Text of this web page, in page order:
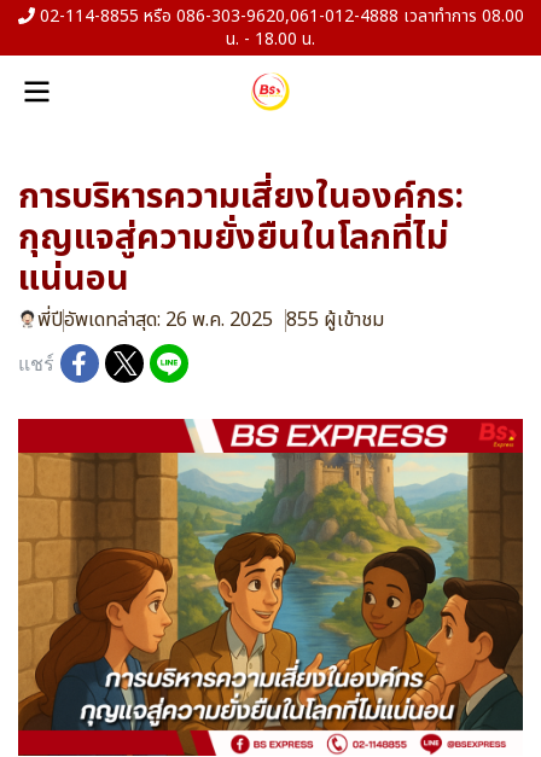
02-114-8855 หรือ 086-303-9620,061-012-4888 เวลาทำการ 08.00
น. - 18.00 น.
การบริหารความเสี่ยงในองค์กร:
กุญแจสู่ความยั่งยืนในโลกที่ไม่
แน่นอน
พี่ปีอัพเดทล่าสุด: 26 พ.ค. 2025 855 ผู้เข้าชม
แชร์